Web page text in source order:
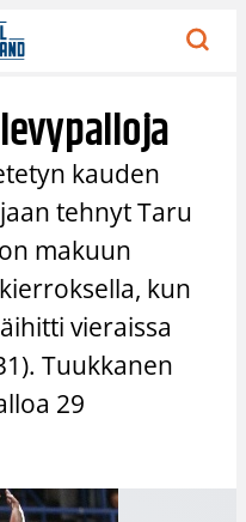
kauden
tehnyt Taru
makuun
kun
vieraissa
Tuukkanen
29